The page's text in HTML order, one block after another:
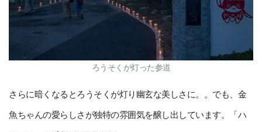
ろうそくが灯った参道
さらに暗くなるとろうそくが灯り幽玄な美しさに。。でも、金
魚ちゃんの愛らしさが独特の雰囲気を醸し出しています。「ハ